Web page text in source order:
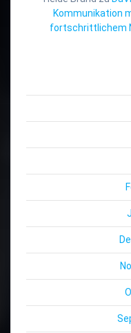
Kommunikation
fortschrittlichem